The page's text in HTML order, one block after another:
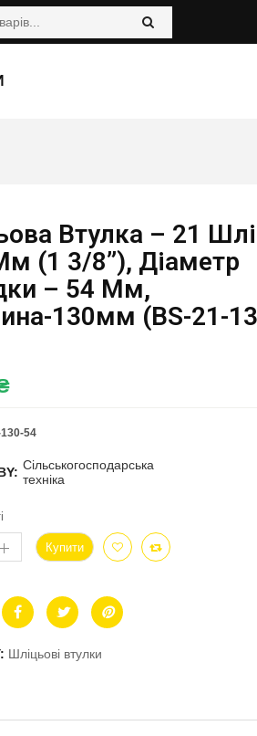
Втулка – 21
(1 3/8”), Діаметр
– 54 Мм,
130мм (BS-21-
54
Сільськогосподарська
техніка
Купити
Шліцьові втулки